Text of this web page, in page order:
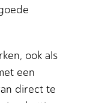
ook als
een
direct te